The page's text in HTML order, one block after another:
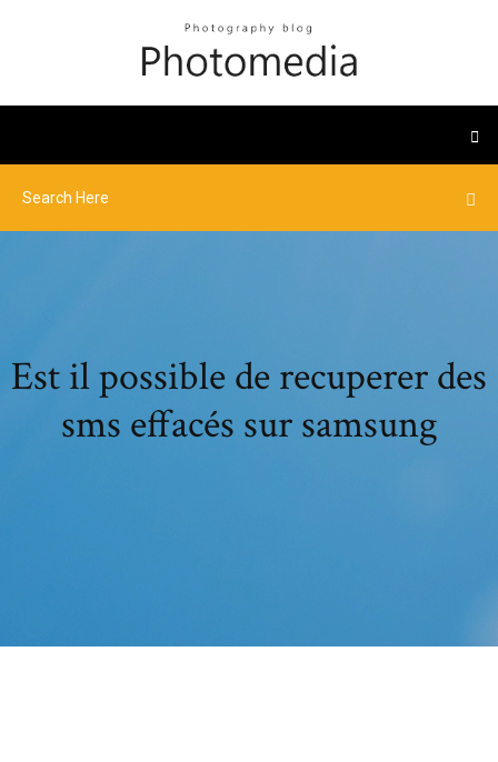
Est il possible de recuperer des
sms effacés sur samsung